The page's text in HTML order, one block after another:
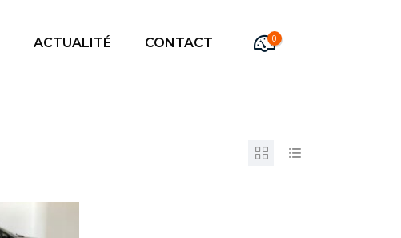
ACTUALITÉ CONTACT 0